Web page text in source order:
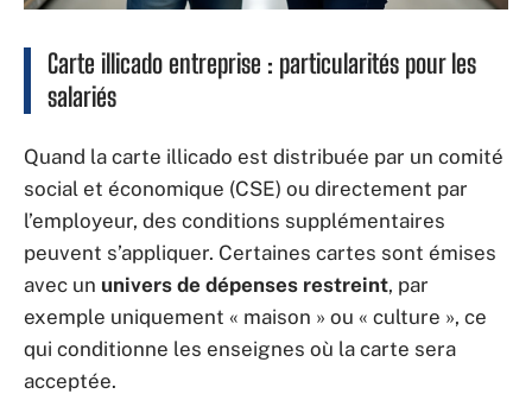
Carte illicado entreprise : particularités pour les
salariés
Quand la carte illicado est distribuée par un comité
social et économique (CSE) ou directement par
l’employeur, des conditions supplémentaires
peuvent s’appliquer. Certaines cartes sont émises
avec un univers de dépenses restreint, par
exemple uniquement « maison » ou « culture », ce
qui conditionne les enseignes où la carte sera
acceptée.